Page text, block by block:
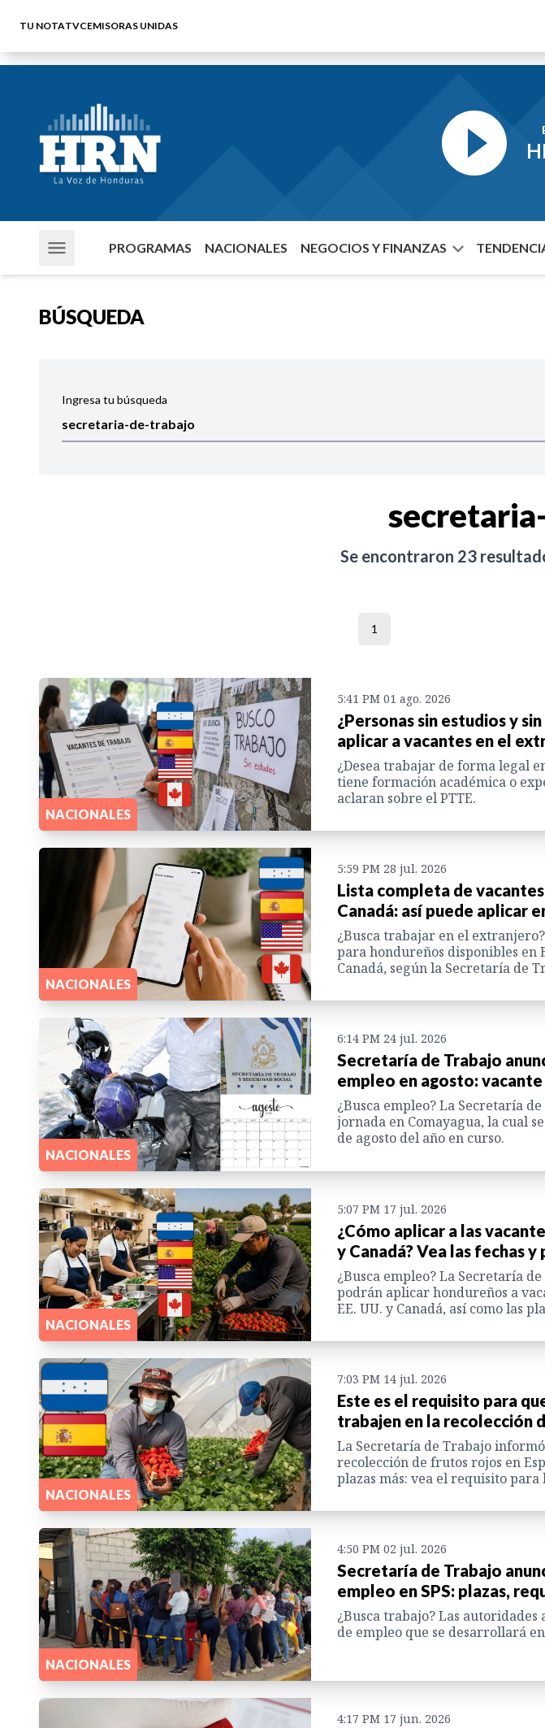
TU NOTATVCEMISORAS UNIDAS
PROGRAMAS NACIONALES NEGOCIOS Y FINANZAS
BÚSQUEDA
Ingresa tu búsqueda
Se encontraron 23
1
NACIONALES
5:41 PM 01 ago. 2026
¿Personas sin estudios y
aplicar a vacantes en el
¿Desea trabajar de forma legal
tiene formación académica o
aclaran sobre el PTTE.
NACIONALES
5:59 PM 28 jul. 2026
Lista completa de vacantes
Canadá: así puede aplicar
¿Busca trabajar en el
para hondureños disponibles en
Canadá, según la Secretaría de
NACIONALES
6:14 PM 24 jul. 2026
Secretaría de Trabajo
empleo en agosto:
¿Busca empleo? La Secretaría
jornada en Comayagua, la cual
de agosto del año en curso.
NACIONALES
5:07 PM 17 jul. 2026
¿Cómo aplicar a las
y Canadá? Vea las fechas y
¿Busca empleo? La Secretaría
podrán aplicar hondureños a
EE. UU. y Canadá, así como las
NACIONALES
7:03 PM 14 jul. 2026
Este es el requisito para
trabajen en la recolección
La Secretaría de Trabajo
recolección de frutos rojos en
plazas más: vea el requisito para
NACIONALES
4:50 PM 02 jul. 2026
Secretaría de Trabajo
empleo en SPS: plazas,
¿Busca trabajo? Las
de empleo que se desarrollará
4:17 PM 17 jun. 2026